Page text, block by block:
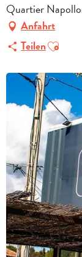
Quartier
Anfahrt
TeilenAjouter